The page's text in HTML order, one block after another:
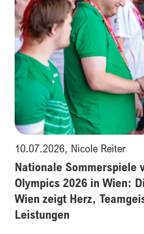
10.07.2026, Nicole Reiter
Nationale Sommerspiele
Olympics 2026 in Wien:
Wien zeigt Herz,
Leistungen